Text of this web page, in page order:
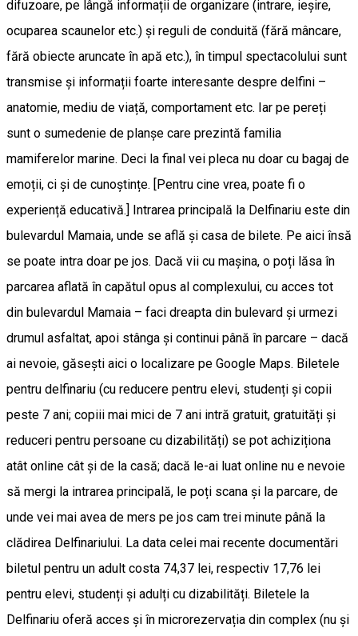
difuzoare, pe lângă informații de organizare (intrare, ieșire,
ocuparea scaunelor etc.) și reguli de conduită (fără mâncare,
fără obiecte aruncate în apă etc.), în timpul spectacolului sunt
transmise și informații foarte interesante despre delfini –
anatomie, mediu de viață, comportament etc. Iar pe pereți
sunt o sumedenie de planșe care prezintă familia
mamiferelor marine. Deci la final vei pleca nu doar cu bagaj de
emoții, ci și de cunoștințe. [Pentru cine vrea, poate fi o
experiență educativă.] Intrarea principală la Delfinariu este din
bulevardul Mamaia, unde se află și casa de bilete. Pe aici însă
se poate intra doar pe jos. Dacă vii cu mașina, o poți lăsa în
parcarea aflată în capătul opus al complexului, cu acces tot
din bulevardul Mamaia – faci dreapta din bulevard și urmezi
drumul asfaltat, apoi stânga și continui până în parcare – dacă
ai nevoie, găsești aici o localizare pe Google Maps. Biletele
pentru delfinariu (cu reducere pentru elevi, studenți și copii
peste 7 ani; copiii mai mici de 7 ani intră gratuit, gratuități și
reduceri pentru persoane cu dizabilități) se pot achiziționa
atât online cât și de la casă; dacă le-ai luat online nu e nevoie
să mergi la intrarea principală, le poți scana și la parcare, de
unde vei mai avea de mers pe jos cam trei minute până la
clădirea Delfinariului. La data celei mai recente documentări
biletul pentru un adult costa 74,37 lei, respectiv 17,76 lei
pentru elevi, studenți și adulți cu dizabilități. Biletele la
Delfinariu oferă acces și în microrezervația din complex (nu și